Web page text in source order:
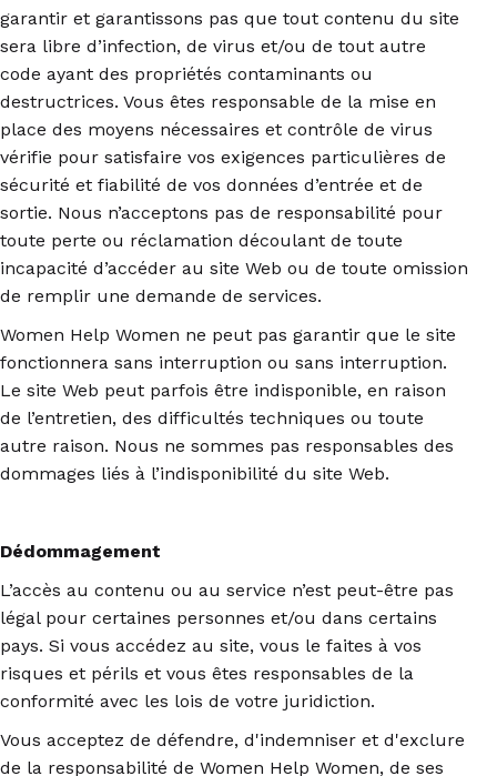
garantir et garantissons pas que tout contenu du site
sera libre d’infection, de virus et/ou de tout autre
code ayant des propriétés contaminants ou
destructrices. Vous êtes responsable de la mise en
place des moyens nécessaires et contrôle de virus
vérifie pour satisfaire vos exigences particulières de
sécurité et fiabilité de vos données d’entrée et de
sortie. Nous n’acceptons pas de responsabilité pour
toute perte ou réclamation découlant de toute
incapacité d’accéder au site Web ou de toute omission
de remplir une demande de services.
Women Help Women ne peut pas garantir que le site
fonctionnera sans interruption ou sans interruption.
Le site Web peut parfois être indisponible, en raison
de l’entretien, des difficultés techniques ou toute
autre raison. Nous ne sommes pas responsables des
dommages liés à l’indisponibilité du site Web.
Dédommagement
L’accès au contenu ou au service n’est peut-être pas
légal pour certaines personnes et/ou dans certains
pays. Si vous accédez au site, vous le faites à vos
risques et périls et vous êtes responsables de la
conformité avec les lois de votre juridiction.
Vous acceptez de défendre, d'indemniser et d'exclure
de la responsabilité de Women Help Women, de ses